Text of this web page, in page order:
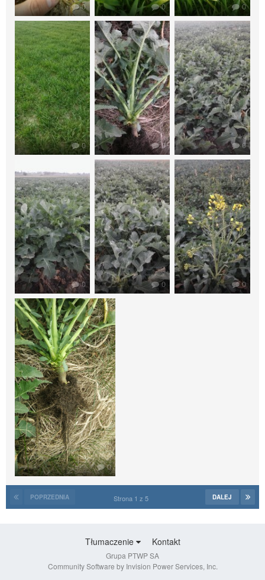
0 0 0
0 0 0
0 0 0
0
POPRZEDNIA DALEJ
Strona 1 z 5
Tłumaczenie Kontakt
Grupa PTWP SA
Community Software by Invision Power Services, Inc.